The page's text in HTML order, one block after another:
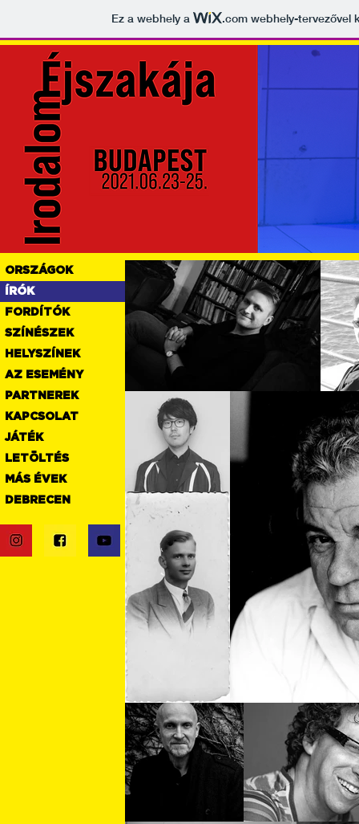
Ez a webhely a .comwebhely-tervezővel
ORSZÁGOK
ÍRÓK
FORDÍTÓK
SZÍNÉSZEK
HELYSZÍNEK
AZ ESEMÉNY
PARTNEREK
KAPCSOLAT
JÁTÉK
LETÖLTÉS
MÁS ÉVEK
DEBRECEN